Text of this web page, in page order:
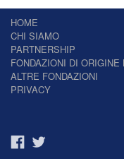
HOME
CHI SIAMO
PARTNERSHIP
FONDAZIONI DI ORIGINE
ALTRE FONDAZIONI
PRIVACY